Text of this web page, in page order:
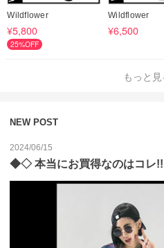
Wildflower
¥5,800
25%OFF
Wildflower
¥6,500
もっと見
NEW POST
2024/06/15
◆◇ 本当にお買得なのはコレ